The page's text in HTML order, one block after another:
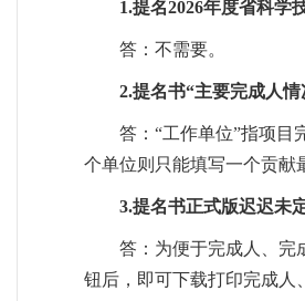
1.提名2026年度省科学
答：不需要。
2.提名书“主要完成人
答：“工作单位”指项目
个单位则只能填写一个贡献
3.提名书正式版迟迟未
答：为便于完成人、完
钮后，即可下载打印完成人